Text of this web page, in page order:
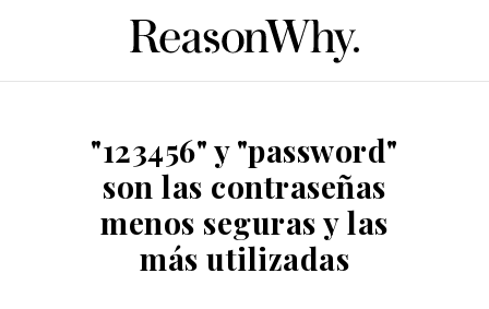
"123456" y "password"
son las contraseñas
menos seguras y las
más utilizadas